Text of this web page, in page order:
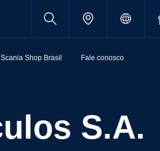
Scania Shop Brasil Fale conosco